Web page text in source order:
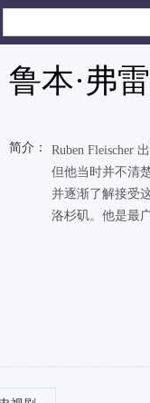
鲁本·弗
简介：
Ruben Fleischer
但他当时并不清
并逐渐了解接受
洛杉矶。他是最